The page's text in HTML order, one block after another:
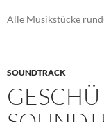
Alle Musikstücke
SOUNDTRACK